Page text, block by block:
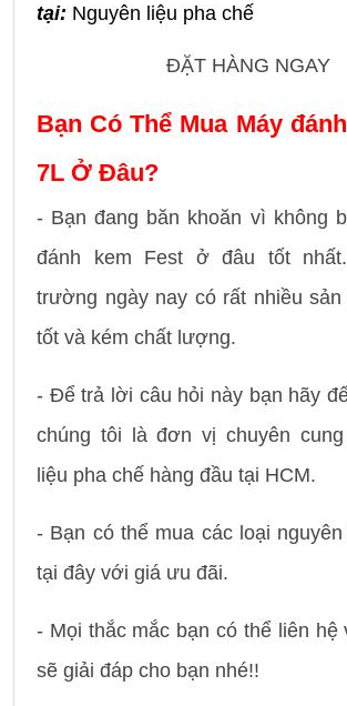
tại: Nguyên liệu pha chế
ĐẶT HÀNG NGAY
Bạn Có Thể Mua Máy
7L Ở Đâu?
- Bạn đang băn khoăn vì không
đánh kem Fest ở đâu tốt
trường ngày nay có rất nhiều sản
tốt và kém chất lượng.
- Để trả lời câu hỏi này bạn hãy
chúng tôi là đơn vị chuyên cung
liệu pha chế hàng đầu tại HCM.
- Bạn có thể mua các loại
tại đây với giá ưu đãi.
- Mọi thắc mắc bạn có thể liên hệ
sẽ giải đáp cho bạn nhé!!